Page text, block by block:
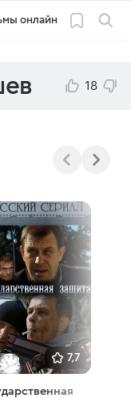
онлайн
18
7,7